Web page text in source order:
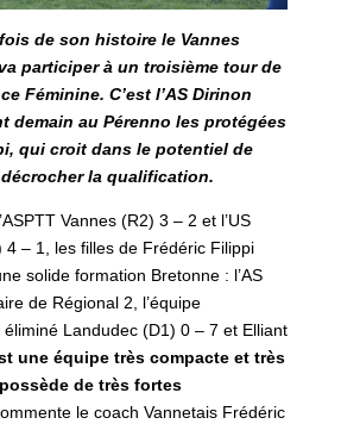
de son histoire le Vannes
participer à un troisième tour de
Féminine. C’est l’AS Dirinon
demain au Pérenno les protégées
qui croit dans le potentiel de
la qualification.
Vannes (R2) 3 – 2 et l’US
4 – 1, les filles de Frédéric Filippi
solide formation Bretonne : l’AS
de Régional 2, l’équipe
Landudec (D1) 0 – 7 et Elliant
une équipe très compacte et très
de très fortes
le coach Vannetais Frédéric